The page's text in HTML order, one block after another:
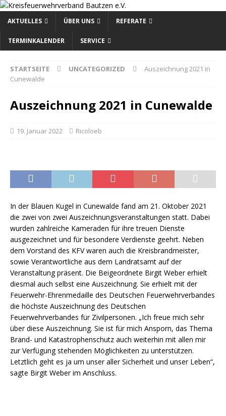
AKTUELLES ÜBER UNS REFERATE
TERMINKALENDER SERVICE
STARTSEITE UNCATEGORIZED
Auszeichnung 2021 in
Cunewalde
Auszeichnung 2021 in Cunewalde
19. Januar 2022 Ricoloeb
In der Blauen Kugel in Cunewalde fand am 21. Oktober 2021
die zwei von zwei Auszeichnungsveranstaltungen statt. Dabei
wurden zahlreiche Kameraden für ihre treuen Dienste
ausgezeichnet und für besondere Verdienste geehrt. Neben
dem Vorstand des KFV waren auch die Kreisbrandmeister,
sowie Verantwortliche aus dem Landratsamt auf der
Veranstaltung präsent. Die Beigeordnete Birgit Weber erhielt
diesmal auch selbst eine Auszeichnung. Sie erhielt mit der
Feuerwehr-Ehrenmedaille des Deutschen Feuerwehrverbandes
die höchste Auszeichnung des Deutschen
Feuerwehrverbandes für Zivilpersonen. „Ich freue mich sehr
über diese Auszeichnung. Sie ist für mich Ansporn, das Thema
Brand- und Katastrophenschutz auch weiterhin mit allen mir
zur Verfügung stehenden Möglichkeiten zu unterstützen.
Letztlich geht es ja um unser aller Sicherheit und unser Leben“,
sagte Birgit Weber im Anschluss.